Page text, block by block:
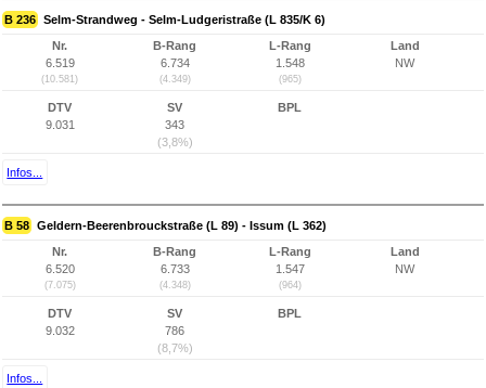
B 236 Selm-Strandweg - Selm-Ludgeristraße (L 835/K 6)
Nr.
6.519
(10.581)
B-Rang
6.734
(4.349)
L-Rang
1.548
(965)
Land
NW
DTV
9.031
SV
343
(3,8%)
BPL
Infos...
B 58 Geldern-Beerenbrouckstraße (L 89) - Issum (L 362)
Nr.
6.520
(7.075)
B-Rang
6.733
(4.348)
L-Rang
1.547
(964)
Land
NW
DTV
9.032
SV
786
(8,7%)
BPL
Infos...